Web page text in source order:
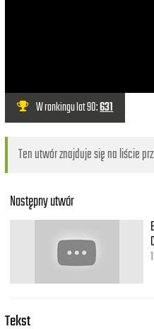
W rankingu lat 90:631
Ten utwór znajduje się na liście
Następny utwór
Tekst